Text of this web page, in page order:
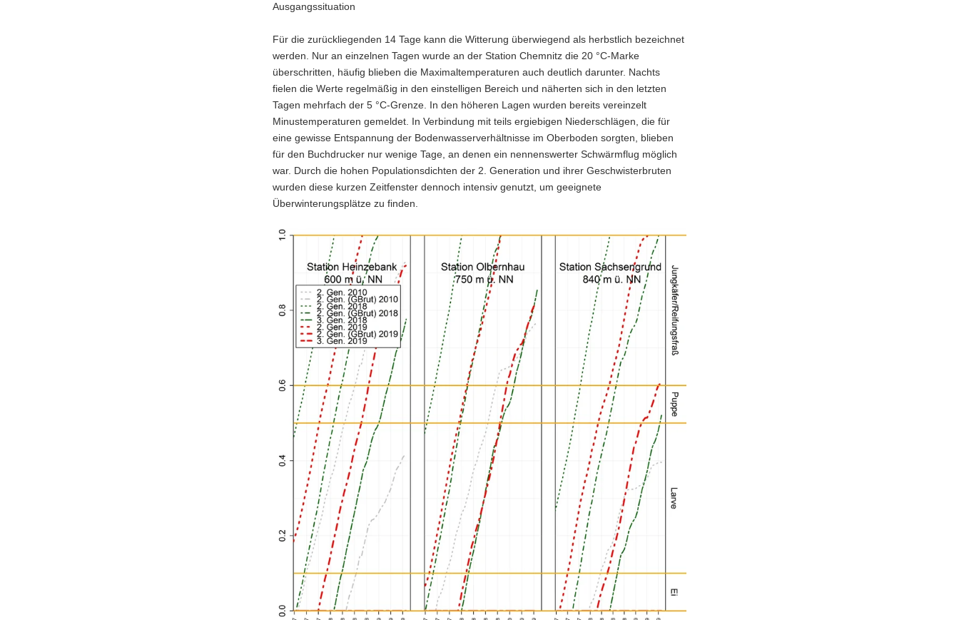
Ausgangssituation
Für die zurückliegenden 14 Tage kann die Witterung überwiegend als herbstlich bezeichnet
werden. Nur an einzelnen Tagen wurde an der Station Chemnitz die 20 °C-Marke
überschritten, häufig blieben die Maximaltemperaturen auch deutlich darunter. Nachts
fielen die Werte regelmäßig in den einstelligen Bereich und näherten sich in den letzten
Tagen mehrfach der 5 °C-Grenze. In den höheren Lagen wurden bereits vereinzelt
Minustemperaturen gemeldet. In Verbindung mit teils ergiebigen Niederschlägen, die für
eine gewisse Entspannung der Bodenwasserverhältnisse im Oberboden sorgten, blieben
für den Buchdrucker nur wenige Tage, an denen ein nennenswerter Schwärmflug möglich
war. Durch die hohen Populationsdichten der 2. Generation und ihrer Geschwisterbruten
wurden diese kurzen Zeitfenster dennoch intensiv genutzt, um geeignete
Überwinterungsplätze zu finden.